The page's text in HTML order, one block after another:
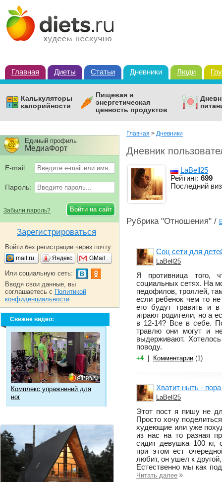
Главная Диеты Статьи Дневники Люди
Калькуляторы
калорийности
Пищевая и
энергетическая
ценность продуктов
Главная > Дневники
Дневник
LaBell25
Рейтинг: 699
Последний
Рубрика "Отношения" /
Соц сети для
LaBell25
Я противница того,
социальных сетях. На
педофилов, троллей,
если ребенок чем то
его будут травить и
играют родители, но а
в 12-14? Все в себе.
травлю они могут и
выдерживают.
поводу.
+4 Комментарии (1)
Хватит ныть -
LaBell25
Этот пост я пишу не
Просто хочу
худеющие или уже
из нас на то разная
сидит девушка 100 кг,
при этом ест
любит, он ушел к
Естественно мы как
Читать далее »
Единый профиль
МедиаФорт
E-mail:
Пароль:
Забыли пароль?
Зарегистрироваться
Войти без регистрации через почту:
mail.ru Яндекс GMail
Или социальную сеть:
Вводя свои данные, вы
соглашаетесь с Политикой
конфиденциальности
Свежее видео:
Комплекс упражнений для
ног